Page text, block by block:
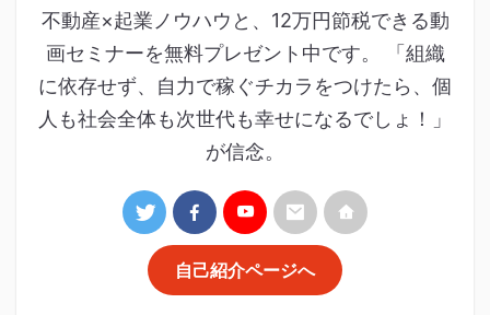
不動産×起業ノウハウと、12万円節税できる動
画セミナーを無料プレゼント中です。 「組織
に依存せず、自力で稼ぐチカラをつけたら、個
人も社会全体も次世代も幸せになるでしょ！」
が信念。
自己紹介ページへ